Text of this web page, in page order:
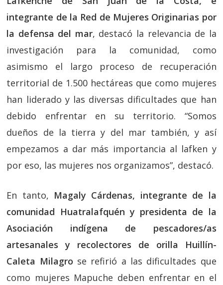
integrante de la Red de Mujeres Originarias por
la defensa del mar, destacó la relevancia de la
investigación para la comunidad, como
asimismo el largo proceso de recuperación
territorial de 1.500 hectáreas que como mujeres
han liderado y las diversas dificultades que han
debido enfrentar en su territorio. “Somos
dueños de la tierra y del mar también, y así
empezamos a dar más importancia al lafken y
por eso, las mujeres nos organizamos”, destacó.
En tanto, Magaly Cárdenas, integrante de la
comunidad Huatralafquén y presidenta de la
Asociación indígena de pescadores/as
artesanales y recolectores de orilla Huillín-
Caleta Milagro se refirió a las dificultades que
como mujeres Mapuche deben enfrentar en el